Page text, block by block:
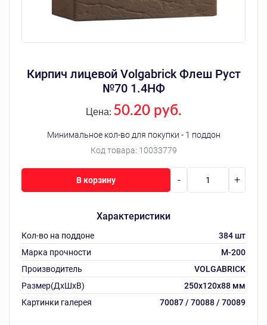
Кирпич лицевой Volgabrick Флеш Руст
№70 1.4НФ
Код товара: 10033779
Цена: 50.20 руб.
Минимальное кол-во для покупки - 1 поддон
Характеристики
Кол-во на поддоне
384 шт
Марка прочности
М-200
Производитель
VOLGABRICK
Размер(ДхШхВ)
250х120х88 мм
Картинки галерея
70087 / 70088 / 70089
- +
В корзину